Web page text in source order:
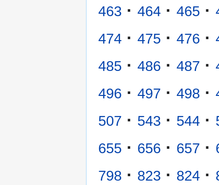
463 · 464 · 465 ·
474 · 475 · 476 ·
485 · 486 · 487 ·
496 · 497 · 498 ·
507 · 543 · 544 ·
655 · 656 · 657 ·
798 · 823 · 824 ·